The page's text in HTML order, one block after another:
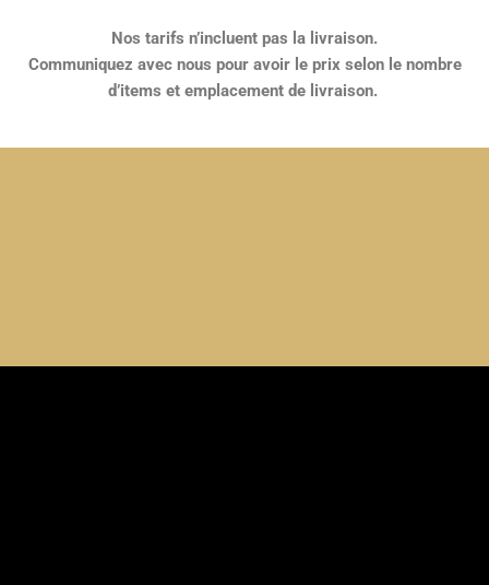
Nos tarifs n’incluent pas la livraison.
Communiquez avec nous pour avoir le prix selon le nombre
d’items et emplacement de livraison.